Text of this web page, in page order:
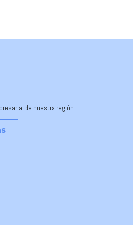
de nuestra región.